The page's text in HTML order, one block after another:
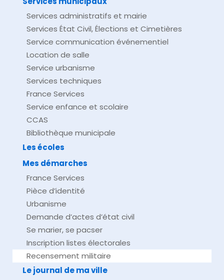
Services administratifs et mairie
Services État Civil, Élections et Cimetières
Service communication événementiel
Location de salle
Service urbanisme
Services techniques
France Services
Service enfance et scolaire
CCAS
Bibliothèque municipale
Les écoles
Mes démarches
France Services
Pièce d’identité
Urbanisme
Demande d’actes d’état civil
Se marier, se pacser
Inscription listes électorales
Recensement militaire
Le journal de ma ville